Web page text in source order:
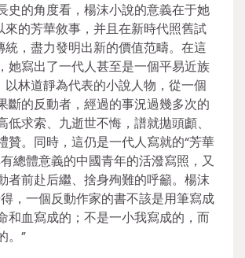
史的角度看，楊沫小說的意義在于她
來的芳華敘事，并且在新時代照舊試
統，盡力發明出新的價值范疇。在這
她寫出了一代人甚至是一個平易近族
以林道靜為代表的小說人物，從一個
斷的反動者，經過的事況過幾多次的
低求索、九逝世不悔，譜就拋頭顱、
贊。同時，這仍是一代人寫就的“芳華
總體意義的中國青年的活潑寫照，又
者前赴后繼、捨身殉難的呼籲。楊沫
，一個反動作家的書不該是用筆寫成
和血寫成的；不是一小我寫成的，而
。”